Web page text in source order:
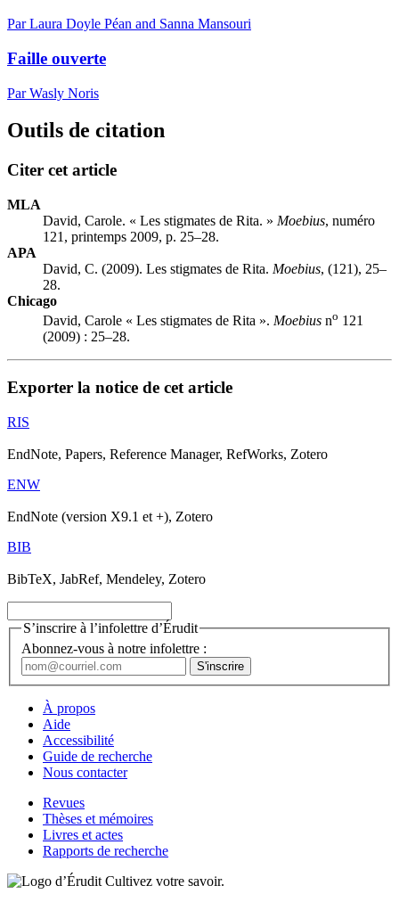
Par Laura Doyle Péan and Sanna Mansouri
Faille ouverte
Par Wasly Noris
Outils de citation
Citer cet article
MLA
David, Carole. « Les stigmates de Rita. » Moebius, numéro
121, printemps 2009, p. 25–28.
APA
David, C. (2009). Les stigmates de Rita. Moebius, (121), 25–
28.
Chicago
David, Carole « Les stigmates de Rita ». Moebius no 121
(2009) : 25–28.
Exporter la notice de cet article
RIS
EndNote, Papers, Reference Manager, RefWorks, Zotero
ENW
EndNote (version X9.1 et +), Zotero
BIB
BibTeX, JabRef, Mendeley, Zotero
S’inscrire à l’infolettre d’Érudit
Abonnez-vous à notre infolettre :
À propos
Aide
Accessibilité
Guide de recherche
Nous contacter
Revues
Thèses et mémoires
Livres et actes
Rapports de recherche
Cultivez votre savoir.